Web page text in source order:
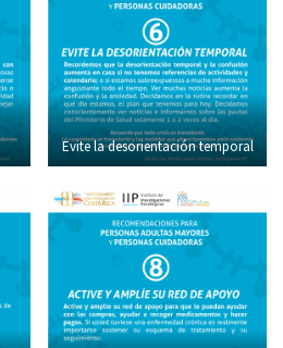
Evite la desorientación temporal